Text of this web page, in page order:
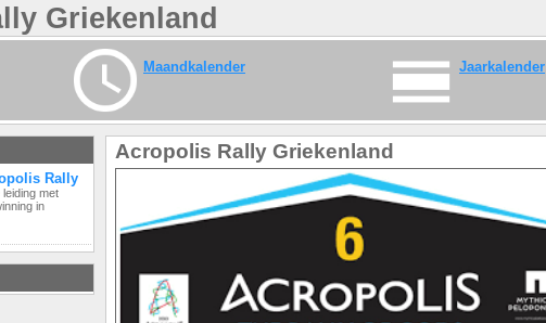
Griekenland
Maandkalender Jaarkalender
Rally
met
in
Acropolis Rally Griekenland